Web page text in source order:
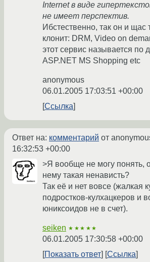
Internet в виде
не имеет перспектив.
Ибстественно, так он и щас
клонит: DRM, Video on
этот сервис называется по
ASP.NET MS Shopping etc
anonymous
06.01.2005 17:03:51 +00:00
Ссылка
Ответ на: комментарий от
16:32:53 +00:00
>Я вообще не могу понять,
нему такая ненависть?
Так её и нет вовсе (жалкая
подростков-кулхацкеров и
юниксоидов не в счет).
seiken ★★★★★
06.01.2005 17:30:58 +00:00
Показать ответ
Ссылка